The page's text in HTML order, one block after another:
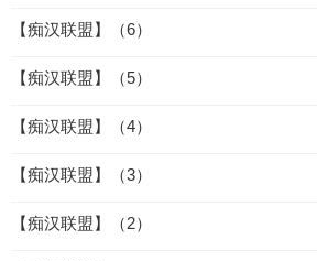
【痴汉联盟】（6）
【痴汉联盟】（5）
【痴汉联盟】（4）
【痴汉联盟】（3）
【痴汉联盟】（2）